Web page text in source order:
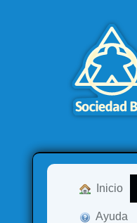
Inicio
Ayuda